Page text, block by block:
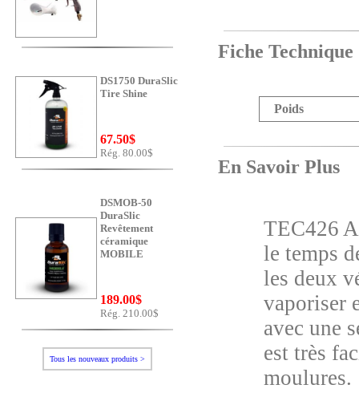
DS1750 DuraSlic
Tire Shine
67.50$
Rég. 80.00$
DSMOB-50
DuraSlic
Revêtement
céramique
MOBILE
189.00$
Rég. 210.00$
Tous les nouveaux produits >
Fiche Technique
Poids
En Savoir Plus
TEC426
le temps
les deux
vaporiser
avec une
est très
moulures.